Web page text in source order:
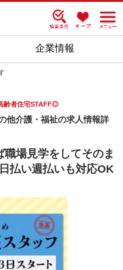
企業情報
齢者住宅STAFF◎
他介護・福祉の求人情報詳
場見学をしてそのま
払い週払いも対応OK